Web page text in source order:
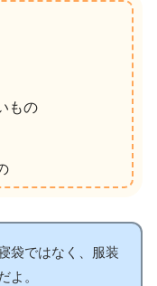
もの
袋ではなく、服装
よ。